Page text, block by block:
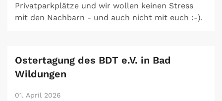
Privatparkplätze und wir wollen keinen Stress
mit den Nachbarn - und auch nicht mit euch :-).
Ostertagung des BDT e.V. in Bad
Wildungen
01. April 2026